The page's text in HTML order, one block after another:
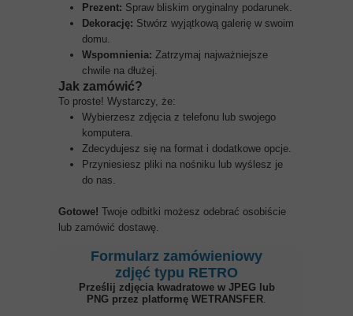
Prezent: Spraw bliskim oryginalny podarunek.
Dekorację: Stwórz wyjątkową galerię w swoim
domu.
Wspomnienia: Zatrzymaj najważniejsze
chwile na dłużej.
Jak zamówić?
To proste! Wystarczy, że:
Wybierzesz zdjęcia z telefonu lub swojego
komputera.
Zdecydujesz się na format i dodatkowe opcje.
Przyniesiesz pliki na nośniku lub wyślesz je
do nas.
Gotowe! Twoje odbitki możesz odebrać osobiście
lub zamówić dostawę.
Formularz zamówieniowy
zdjęć typu RETRO
Prześlij zdjęcia kwadratowe w JPEG lub
PNG przez platformę WETRANSFER.